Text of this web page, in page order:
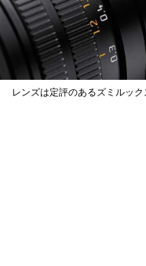
レンズは定評のあるズミルッ